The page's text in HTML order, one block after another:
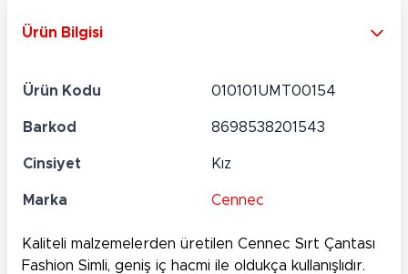
Ürün Bilgisi
Ürün Kodu 010101UMT00154
Barkod 8698538201543
Cinsiyet Kız
Marka Cennec
Kaliteli malzemelerden üretilen Cennec Sırt Çantası
Fashion Simli, geniş iç hacmi ile oldukça kullanışlıdır.